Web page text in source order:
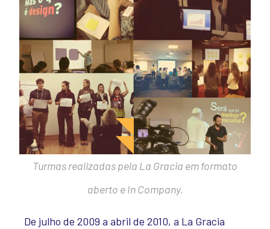
Turmas realizadas pela La Gracia em formato
aberto e In Company.
De julho de 2009 a abril de 2010, a La Gracia